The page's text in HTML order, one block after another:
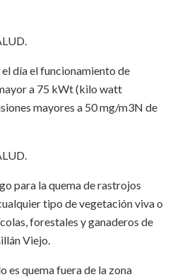
día el funcionamiento de
a 75 kWt (kilo watt
mayores a 50 mg/m3N de
para la quema de rastrojos
tipo de vegetación viva o
forestales y ganaderos de
Viejo.
es quema fuera de la zona